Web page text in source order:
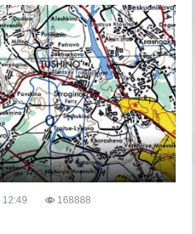
12:49
168888